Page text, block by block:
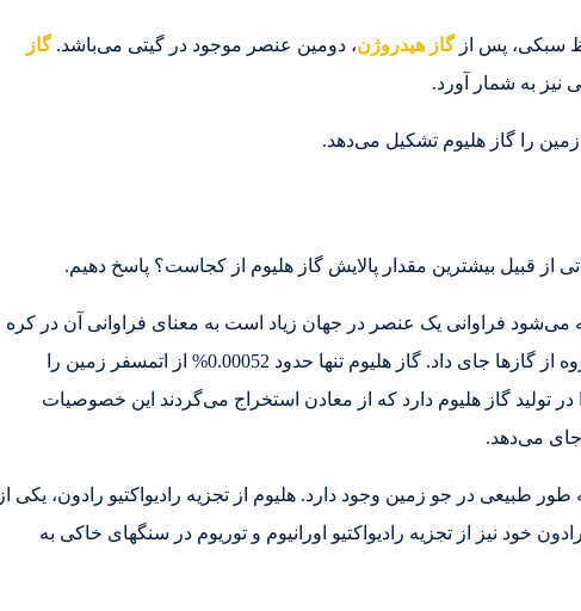
گاز هیدروژن، دومین عنصر موجود در گیتی می‌باشد.گاز
نیز به شمار آورد.
از قبیل بیشترین مقدار پالایش گاز هلیوم از کجاست؟ پاسخ دهیم.
فراوانی یک عنصر در جهان زیاد است به معنای فراوانی آن در کره
زمین نیست.گاز هلیوم را می‌شود در این گروه از گازها جای داد. گاز هلیوم تنها حدود 0.00052% از اتمسفر زمین را
تولید گاز هلیوم دارد که از معادن استخراج می‌گردند این خصوصیات
جای می‌دهد.
طبیعی در جو زمین وجود دارد. هلیوم از تجزیه رادیواکتیو رادون، یکی از
خود نیز از تجزیه رادیواکتیو اورانیوم و توریوم در سنگهای خاکی به